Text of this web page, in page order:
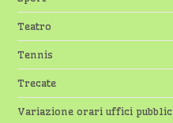
Teatro
Tennis
Trecate
Variazione orari uffici